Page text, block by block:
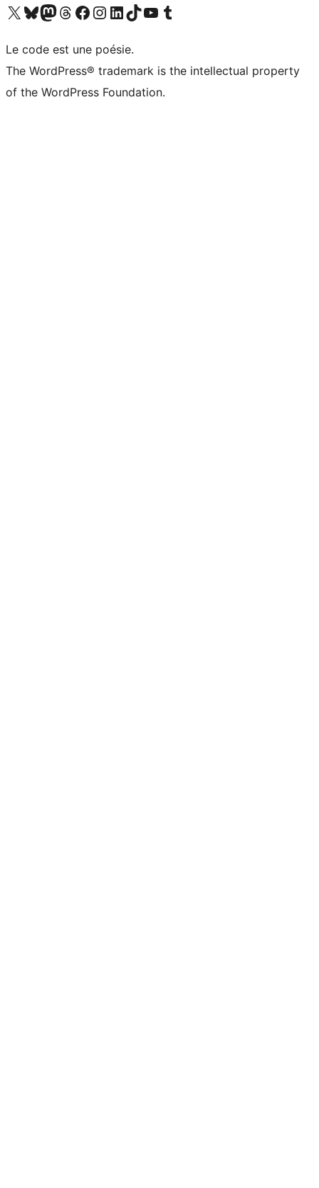
Visit our X (formerly Twitter) account
Visitez notre compte Bluesky
Visit our Mastodon account
Visitez notre compte Threads
Visit our Facebook page
Visit our Instagram account
Visit our LinkedIn account
Visitez notre compte TikTok
Visit our YouTube channel
Visitez notre compte Tumblr
Le code est une poésie.
The WordPress® trademark is the intellectual property
of the WordPress Foundation.